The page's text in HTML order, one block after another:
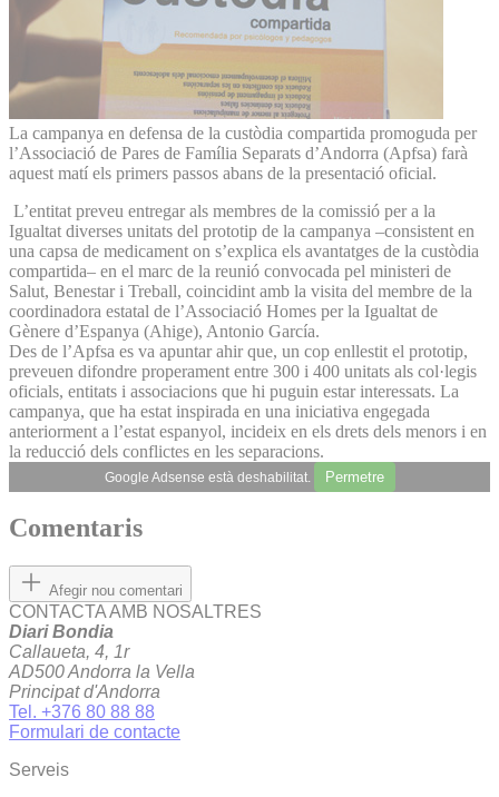
La campanya en defensa de la custòdia compartida promoguda per
l’Associació de Pares de Família Separats d’Andorra (Apfsa) farà
aquest matí els primers passos abans de la presentació oficial.
L’entitat preveu entregar als membres de la comissió per a la
Igualtat diverses unitats del prototip de la campanya –consistent en
una capsa de medicament on s’explica els avantatges de la custòdia
compartida– en el marc de la reunió convocada pel ministeri de
Salut, Benestar i Treball, coincidint amb la visita del membre de la
coordinadora estatal de l’Associació Homes per la Igualtat de
Gènere d’Espanya (Ahige), Antonio García.
Des de l’Apfsa es va apuntar ahir que, un cop enllestit el prototip,
preveuen difondre properament entre 300 i 400 unitats als col·legis
oficials, entitats i associacions que hi puguin estar interessats. La
campanya, que ha estat inspirada en una iniciativa engegada
anteriorment a l’estat espanyol, incideix en els drets dels menors i en
la reducció dels conflictes en les separacions.
Google Adsense està deshabilitat. Permetre
Comentaris
Afegir nou comentari
CONTACTA AMB NOSALTRES
Diari Bondia
Callaueta, 4, 1r
AD500 Andorra la Vella
Principat d'Andorra
Tel. +376 80 88 88
Formulari de contacte
Serveis